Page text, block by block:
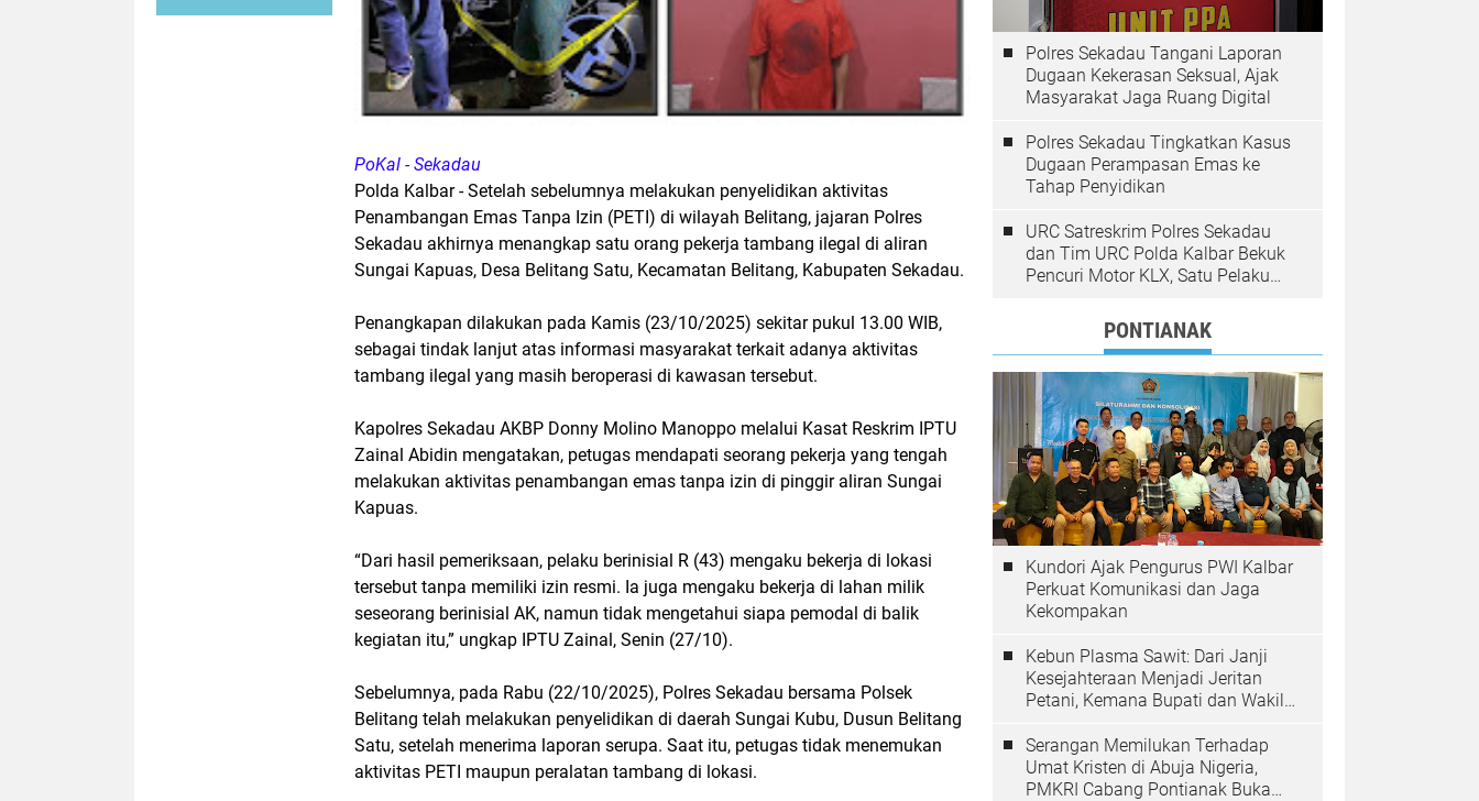
PoKal - Sekadau
Polda Kalbar - Setelah sebelumnya melakukan penyelidikan aktivitas
Penambangan Emas Tanpa Izin (PETI) di wilayah Belitang, jajaran Polres
Sekadau akhirnya menangkap satu orang pekerja tambang ilegal di aliran
Sungai Kapuas, Desa Belitang Satu, Kecamatan Belitang, Kabupaten Sekadau.
Penangkapan dilakukan pada Kamis (23/10/2025) sekitar pukul 13.00 WIB,
sebagai tindak lanjut atas informasi masyarakat terkait adanya aktivitas
tambang ilegal yang masih beroperasi di kawasan tersebut.
Kapolres Sekadau AKBP Donny Molino Manoppo melalui Kasat Reskrim IPTU
Zainal Abidin mengatakan, petugas mendapati seorang pekerja yang tengah
melakukan aktivitas penambangan emas tanpa izin di pinggir aliran Sungai
Kapuas.
“Dari hasil pemeriksaan, pelaku berinisial R (43) mengaku bekerja di lokasi
tersebut tanpa memiliki izin resmi. Ia juga mengaku bekerja di lahan milik
seseorang berinisial AK, namun tidak mengetahui siapa pemodal di balik
kegiatan itu,” ungkap IPTU Zainal, Senin (27/10).
Sebelumnya, pada Rabu (22/10/2025), Polres Sekadau bersama Polsek
Belitang telah melakukan penyelidikan di daerah Sungai Kubu, Dusun Belitang
Satu, setelah menerima laporan serupa. Saat itu, petugas tidak menemukan
aktivitas PETI maupun peralatan tambang di lokasi.
Polres Sekadau Tangani Laporan
Dugaan Kekerasan Seksual, Ajak
Masyarakat Jaga Ruang Digital
Polres Sekadau Tingkatkan Kasus
Dugaan Perampasan Emas ke
Tahap Penyidikan
URC Satreskrim Polres Sekadau
dan Tim URC Polda Kalbar Bekuk
Pencuri Motor KLX, Satu Pelaku
PONTIANAK
Kundori Ajak Pengurus PWI Kalbar
Perkuat Komunikasi dan Jaga
Kekompakan
Kebun Plasma Sawit: Dari Janji
Kesejahteraan Menjadi Jeritan
Petani, Kemana Bupati dan Wakil
Serangan Memilukan Terhadap
Umat Kristen di Abuja Nigeria,
PMKRI Cabang Pontianak Buka